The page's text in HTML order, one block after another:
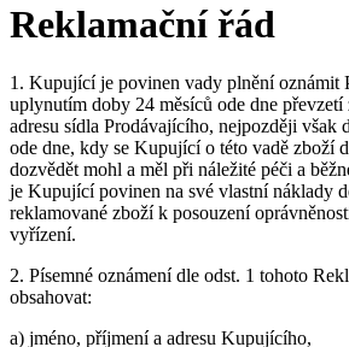
Reklamační řád
1. Kupující je povinen vady plnění oznámit
uplynutím doby 24 měsíců ode dne převzetí
adresu sídla Prodávajícího, nejpozději však
ode dne, kdy se Kupující o této vadě zboží
dozvědět mohl a měl při náležité péči a
je Kupující povinen na své vlastní náklady
reklamované zboží k posouzení
vyřízení.
2. Písemné oznámení dle odst. 1 tohoto
obsahovat:
a) jméno, příjmení a adresu Kupujícího,